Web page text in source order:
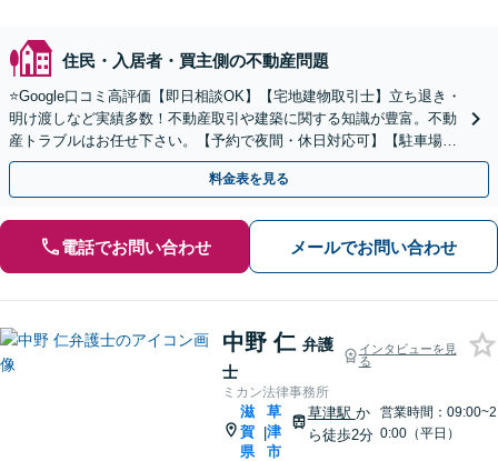
住民・入居者・買主側の不動産問題
⭐️Google口コミ高評価【即日相談OK】【宅地建物取引士】立ち退き・
明け渡しなど実績多数！不動産取引や建築に関する知識が豊富。不動
産トラブルはお任せ下さい。【予約で夜間・休日対応可】【駐車場あ
り】
料金表を見る
電話でお問い合わせ メールでお問い合わせ
中野 仁 弁護
士
インタビューを見
る
ミカン法律事務所
滋
賀
県
|
草
津
市
草津駅 か
ら徒歩2分
営業時間：09:00~2
0:00（平日）